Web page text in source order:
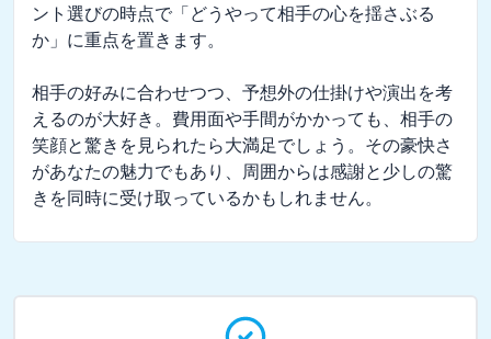
ント選びの時点で「どうやって相手の心を揺さぶる
か」に重点を置きます。
相手の好みに合わせつつ、予想外の仕掛けや演出を考
えるのが大好き。費用面や手間がかかっても、相手の
笑顔と驚きを見られたら大満足でしょう。その豪快さ
があなたの魅力でもあり、周囲からは感謝と少しの驚
きを同時に受け取っているかもしれません。